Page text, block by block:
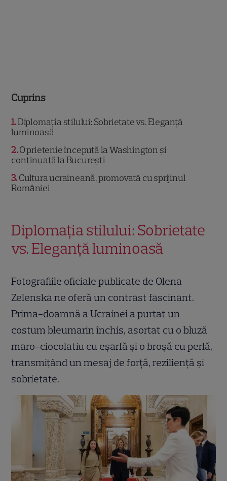
Cuprins
1 Diplomația stilului: Sobrietate vs. Eleganță
luminoasă
2 O prietenie începută la Washington și
continuată la București
3 Cultura ucraineană, promovată cu sprijinul
României
Diplomația stilului: Sobrietate
vs. Eleganță luminoasă
Fotografiile oficiale publicate de Olena
Zelenska ne oferă un contrast fascinant.
Prima-doamnă a Ucrainei a purtat un
costum bleumarin închis, asortat cu o bluză
maro-ciocolatiu cu eșarfă și o broșă cu perlă,
transmițând un mesaj de forță, reziliență și
sobrietate.